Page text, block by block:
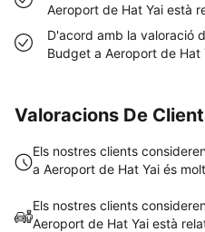
Aeroport de Hat Yai està
D'acord amb la valoració
Budget a Aeroport de Hat
Valoracions De
Els nostres clients
a Aeroport de Hat Yai és
Els nostres clients
Aeroport de Hat Yai està